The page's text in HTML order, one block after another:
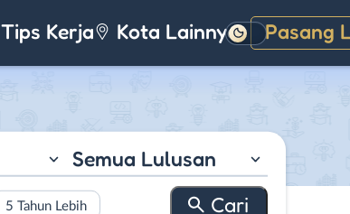
Tips Kerja Kota Lainnya Pasang
Gelap
Semua Lulusan
5 Tahun Lebih